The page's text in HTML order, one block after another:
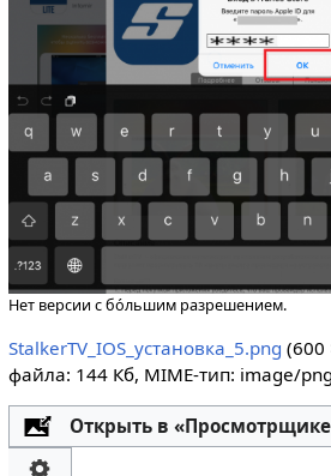
Нет версии с бо́льшим разрешением.
StalkerTV_IOS_установка_5.png (600
файла: 144 Кб, MIME-тип: image/png
Открыть в